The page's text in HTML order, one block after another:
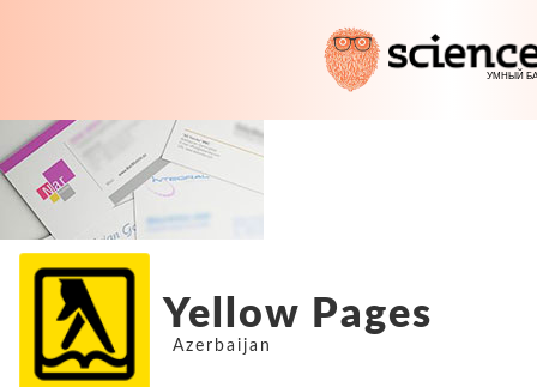
Yellow Pages
Azerbaijan